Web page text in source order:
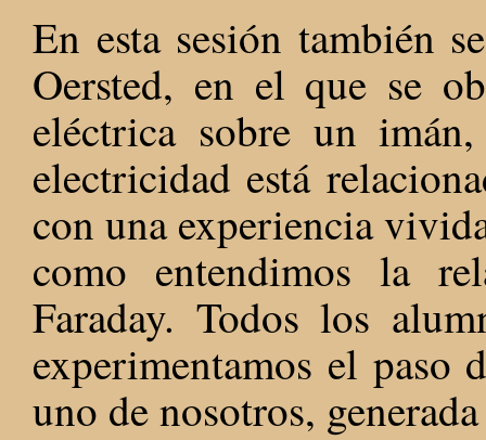
En esta sesión también
Oersted, en el que se
eléctrica sobre un
electricidad está
con una experiencia
como entendimos la
Faraday. Todos los
experimentamos el paso
uno de nosotros,